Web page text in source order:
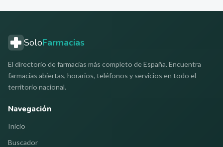
SoloFarmacias
El directorio de farmacias más completo de España. Encuentra
farmacias abiertas, horarios, teléfonos y servicios en todo el
territorio nacional.
Navegación
Inicio
Buscador